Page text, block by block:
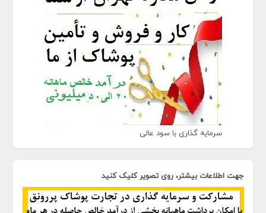
سرمایه گذاری با سود عالی
جهت اطلاعات بیشتر، روی تصویر کلیک کنید